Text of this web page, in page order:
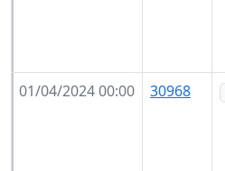
01/04/2024 00:00
30968